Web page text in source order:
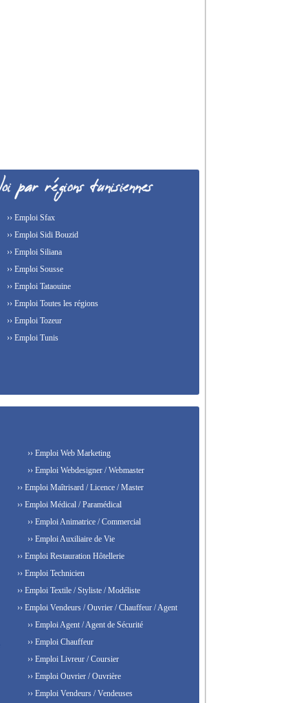
›› Emploi Sfax
›› Emploi Sidi Bouzid
›› Emploi Siliana
›› Emploi Sousse
›› Emploi Tataouine
›› Emploi Toutes les régions
›› Emploi Tozeur
›› Emploi Tunis
›› Emploi Web Marketing
›› Emploi Webdesigner / Webmaster
›› Emploi Maîtrisard / Licence / Master
›› Emploi Médical / Paramédical
›› Emploi Animatrice / Commercial
›› Emploi Auxiliaire de Vie
›› Emploi Restauration Hôtellerie
›› Emploi Technicien
›› Emploi Textile / Styliste / Modéliste
›› Emploi Vendeurs / Ouvrier / Chauffeur / Agent
›› Emploi Agent / Agent de Sécurité
›› Emploi Chauffeur
›› Emploi Livreur / Coursier
›› Emploi Ouvrier / Ouvrière
›› Emploi Vendeurs / Vendeuses